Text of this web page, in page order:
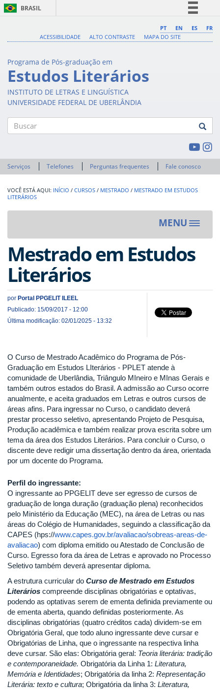
BRASIL
Comunica BR
Acesso à informação
Legislação
PT EN ES
FR
ACESSIBILIDADE
ALTO CONTRASTE MAPA DO SITE
Programa de Pós-graduação em
Estudos Literários
INSTITUTO DE LETRAS E LINGUÍSTICA
UNIVERSIDADE FEDERAL DE UBERLÂNDIA
Serviços Telefones Perguntas frequentes Fale conosco
INÍCIO / CURSOS / MESTRADO / MESTRADO EM ESTUDOS
LITERÁRIOS
MENU
Toggle
Mestrado em Estudos
Literários
por Portal PPGELIT ILEEL
Publicado: 15/09/2017 - 12:00
Última modificação: 02/01/2025 - 13:32
O Curso de Mestrado Acadêmico do Programa de Pós-
Graduação em Estudos LIterários - PPLET atende à
comunidade de Uberlândia, Triângulo MIneiro e MInas Gerais e
também outros estados do Brasil. A admissão ao Curso ocorre
anualmente, e aceita graduados em Letras e outros cursos de
áreas afins. Para ingressar no Curso, o candidato deverá
prestar processo seletivo, apresentando Projeto de Pesquisa,
Produção acadêmica e também realizar prova escrita sobre um
tema da área dos Estudos Literários. Para concluir o Curso, o
discente deve redigir uma dissertação dentro da área, orientada
por um docente do Programa.
Perfil do ingressante:
O ingressante ao PPGELIT deve ser egresso de cursos de
graduação de longa duração (graduação plena) reconhecidos
pelo Ministério da Educação (MEC), na área de Letras ou nas
áreas do Colégio de Humanidades, seguindo a classificação da
CAPES (hps://www.capes.gov.br/avaliacao/sobreas-areas-de-
avaliacao) com diploma emitido ou Atestado de Conclusão de
Curso. Egresso fora da área de Letras e aprovado no Processo
Seletivo também deverá apresentar diploma.
A estrutura curricular do Curso de Mestrado em Estudos
Literários compreende disciplinas obrigatórias e optativas,
podendo as optativas serem de ementa definida previamente ou
de ementa aberta, quando definidas posteriormente. As
disciplinas obrigatórias (quatro créditos cada) dividem-se em
Obrigatória Geral, que todo aluno ingressante deve cursar e
Obrigatórias de Linha, que o ingressante na respectiva linha
deve cursar. São elas: Obrigatória geral: Teoria literária: tradição
e contemporaneidade. Obrigatória da Linha 1: Literatura,
Memória e Identidades; Obrigatória da linha 2: Representação
Literária: texto e cultura; Obrigatória da linha 3: Literatura,